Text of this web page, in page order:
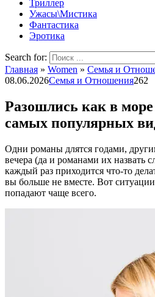
Триллер
Ужасы\Мистика
Фантастика
Эротика
Search for:
Главная » Women » Семья и
08.06.2026Семья и Отношения262
Разошлись как в
самых популярных
Одни романы длятся годами,
вечера (да и романами их назвать
каждый раз приходится что-то
вы больше не вместе. Вот
попадают чаще всего.